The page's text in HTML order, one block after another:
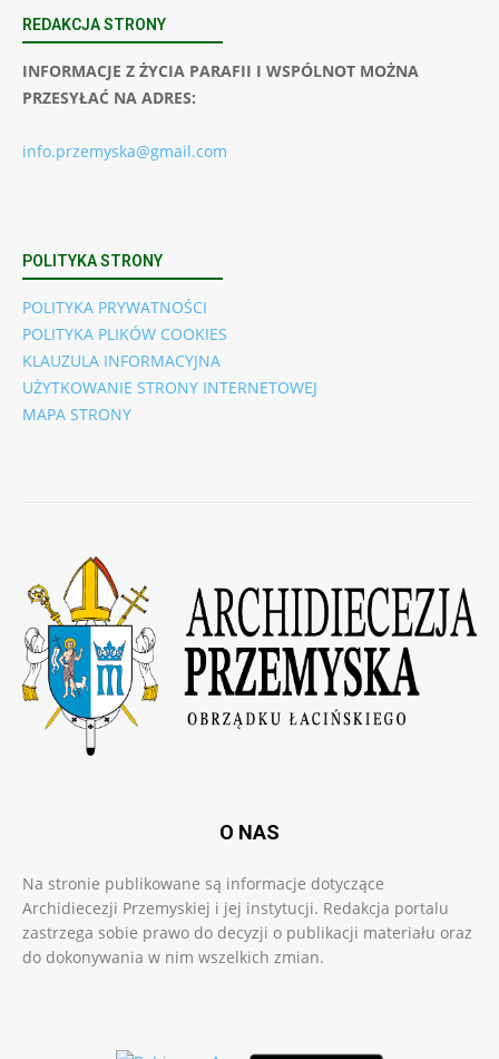
REDAKCJA STRONY
INFORMACJE Z ŻYCIA PARAFII I WSPÓLNOT MOŻNA
PRZESYŁAĆ NA ADRES:
info.przemyska@gmail.com
POLITYKA STRONY
POLITYKA PRYWATNOŚCI
POLITYKA PLIKÓW COOKIES
KLAUZULA INFORMACYJNA
UŻYTKOWANIE STRONY INTERNETOWEJ
MAPA STRONY
O NAS
Na stronie publikowane są informacje dotyczące
Archidiecezji Przemyskiej i jej instytucji. Redakcja portalu
zastrzega sobie prawo do decyzji o publikacji materiału oraz
do dokonywania w nim wszelkich zmian.